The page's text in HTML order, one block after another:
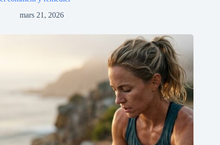
mars 21, 2026